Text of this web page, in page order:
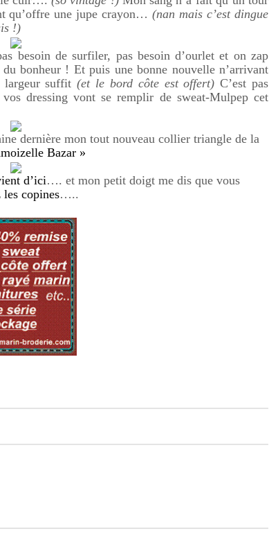
qu’offre une jupe crayon… (nan mais c’est dingue
!)
besoin de surfiler, pas besoin d’ourlet et on zap
bonheur ! Et puis une bonne nouvelle n’arrivant
largeur suffit(et le bord côte est offert)C’est pas
dressing vont se remplir de sweat-Mulpep cet
dernière mon tout nouveau collier triangle de la
Bazar »
d’ici…. et mon petit doigt me dis que vous
les copines…..